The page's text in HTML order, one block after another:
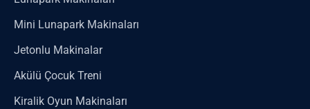
Mini Lunapark Makinaları
Jetonlu Makinalar
Akülü Çocuk Treni
Kiralik Oyun Makinaları